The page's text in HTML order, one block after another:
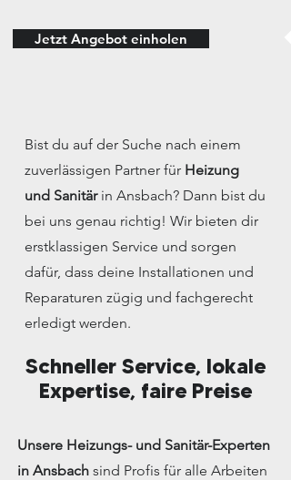
Jetzt Angebot einholen
Bist du auf der Suche nach einem
zuverlässigen Partner für Heizung
und Sanitärin Ansbach? Dann bist du
bei uns genau richtig! Wir bieten dir
erstklassigen Service und sorgen
dafür, dass deine Installationen und
Reparaturen zügig und fachgerecht
erledigt werden.
Schneller Service, lokale
Expertise, faire Preise
Unsere Heizungs- und Sanitär-Experten
in Ansbach sind Profis für alle Arbeiten